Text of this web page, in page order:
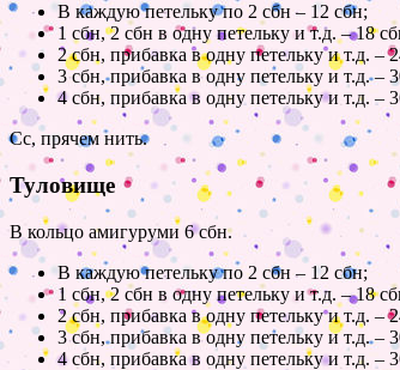
В каждую петельку по 2 сбн – 12 сбн;
1 сбн, 2 сбн в одну петельку и т.д. – 18
2 сбн, прибавка в одну петельку и т.д. –
3 сбн, прибавка в одну петельку и т.д. –
4 сбн, прибавка в одну петельку и т.д. –
Сс, прячем нить.
Туловище
В кольцо амигуруми 6 сбн.
В каждую петельку по 2 сбн – 12 сбн;
1 сбн, 2 сбн в одну петельку и т.д. – 18
2 сбн, прибавка в одну петельку и т.д. –
3 сбн, прибавка в одну петельку и т.д. –
4 сбн, прибавка в одну петельку и т.д. –